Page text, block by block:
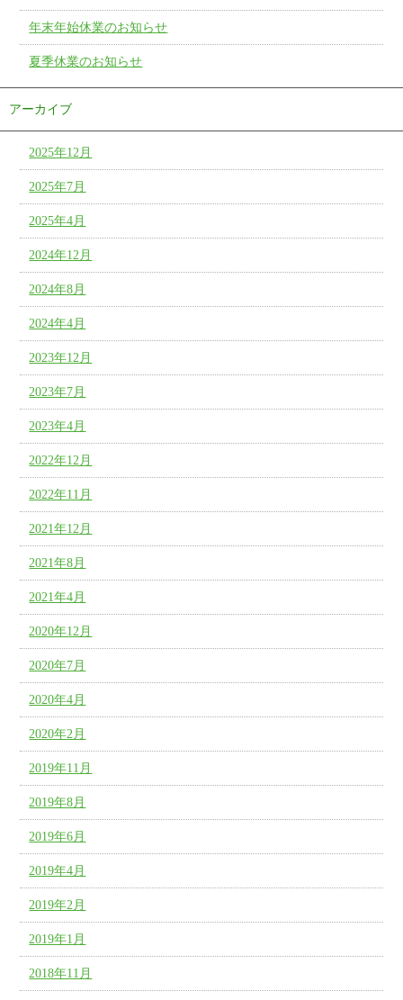
年末年始休業のお知らせ
夏季休業のお知らせ
アーカイブ
2025年12月
2025年7月
2025年4月
2024年12月
2024年8月
2024年4月
2023年12月
2023年7月
2023年4月
2022年12月
2022年11月
2021年12月
2021年8月
2021年4月
2020年12月
2020年7月
2020年4月
2020年2月
2019年11月
2019年8月
2019年6月
2019年4月
2019年2月
2019年1月
2018年11月